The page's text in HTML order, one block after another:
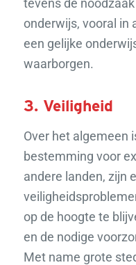
tevens de
onderwijs, vooral in
een gelijke
waarborgen.
3. Veiligheid
Over het algemeen
bestemming voor
andere landen, zijn
op de hoogte te
en de nodige
Met name grote